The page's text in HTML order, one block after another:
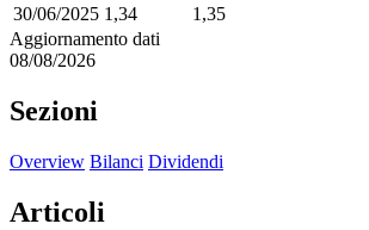
30/06/2025 1,34
1,35
Aggiornamento dati
08/08/2026
Sezioni
Overview Bilanci Dividendi
Articoli